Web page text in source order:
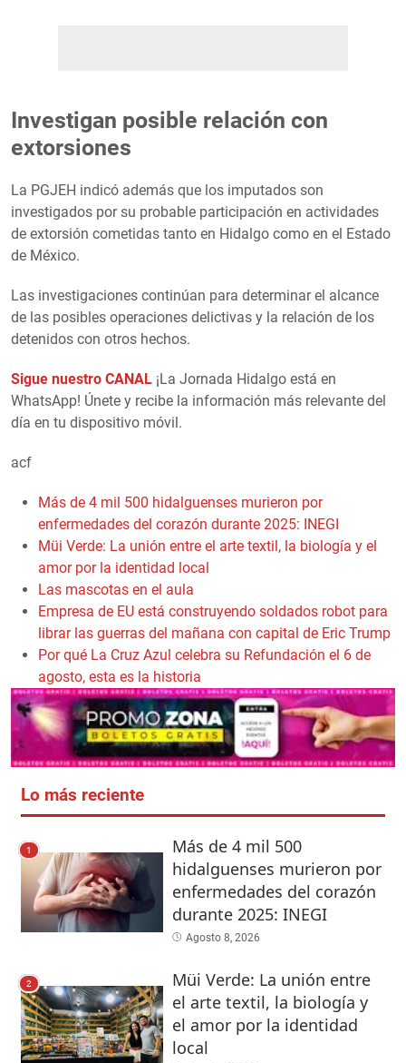
Investigan posible relación con
extorsiones
La PGJEH indicó además que los imputados son
investigados por su probable participación en actividades
de extorsión cometidas tanto en Hidalgo como en el Estado
de México.
Las investigaciones continúan para determinar el alcance
de las posibles operaciones delictivas y la relación de los
detenidos con otros hechos.
Sigue nuestro CANAL ¡La Jornada Hidalgo está en
WhatsApp! Únete y recibe la información más relevante del
día en tu dispositivo móvil.
acf
Más de 4 mil 500 hidalguenses murieron por
enfermedades del corazón durante 2025: INEGI
Müi Verde: La unión entre el arte textil, la biología y el
amor por la identidad local
Las mascotas en el aula
Empresa de EU está construyendo soldados robot para
librar las guerras del mañana con capital de Eric Trump
Por qué La Cruz Azul celebra su Refundación el 6 de
agosto, esta es la historia
Lo más reciente
1
Más de 4 mil 500
hidalguenses murieron por
enfermedades del corazón
durante 2025: INEGI
Agosto 8, 2026
2
Müi Verde: La unión entre
el arte textil, la biología y
el amor por la identidad
local